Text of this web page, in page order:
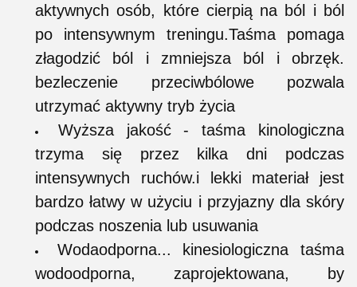
aktywnych osób, które cierpią na ból i ból
po intensywnym treningu.Taśma pomaga
złagodzić ból i zmniejsza ból i obrzęk.
bezleczenie przeciwbólowe pozwala
utrzymać aktywny tryb życia
Wyższa jakość - taśma kinologiczna
trzyma się przez kilka dni podczas
intensywnych ruchów.i lekki materiał jest
bardzo łatwy w użyciu i przyjazny dla skóry
podczas noszenia lub usuwania
Wodaodporna... kinesiologiczna taśma
wodoodporna, zaprojektowana, by